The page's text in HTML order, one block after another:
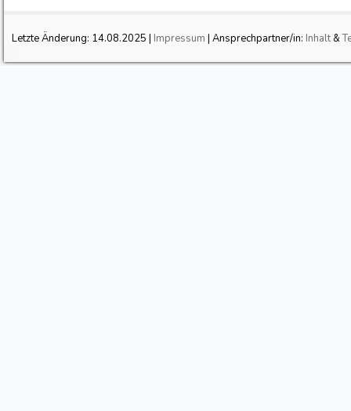
Letzte Änderung: 14.08.2025 | Impressum | Ansprechpartner/in: Inhalt&